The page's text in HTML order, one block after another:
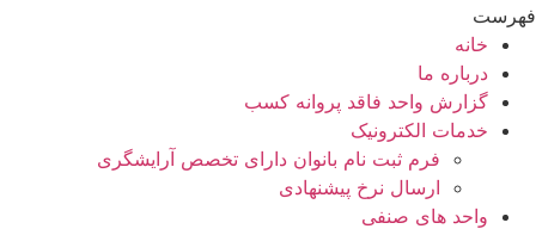
فهرست
خانه
درباره ما
گزارش واحد فاقد پروانه کسب
خدمات الکترونیک
فرم ثبت نام بانوان دارای تخصص آرایشگری
ارسال نرخ پیشنهادی
واحد های صنفی